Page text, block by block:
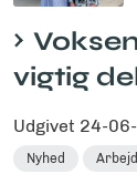
vigtig
Udgivet 24-
Nyhed